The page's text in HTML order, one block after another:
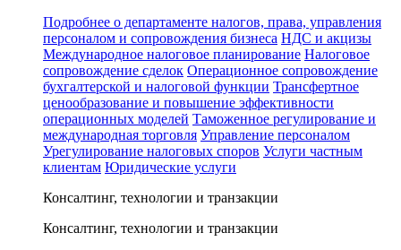
Подробнее о департаменте налогов, права, управления
персоналом и сопровождения бизнеса НДС и акцизы
Международное налоговое планирование Налоговое
сопровождение сделок Операционное сопровождение
бухгалтерской и налоговой функции Трансфертное
ценообразование и повышение эффективности
операционных моделей Таможенное регулирование и
международная торговля Управление персоналом
Урегулирование налоговых споров Услуги частным
клиентам Юридические услуги
Консалтинг, технологии и транзакции
Консалтинг, технологии и транзакции